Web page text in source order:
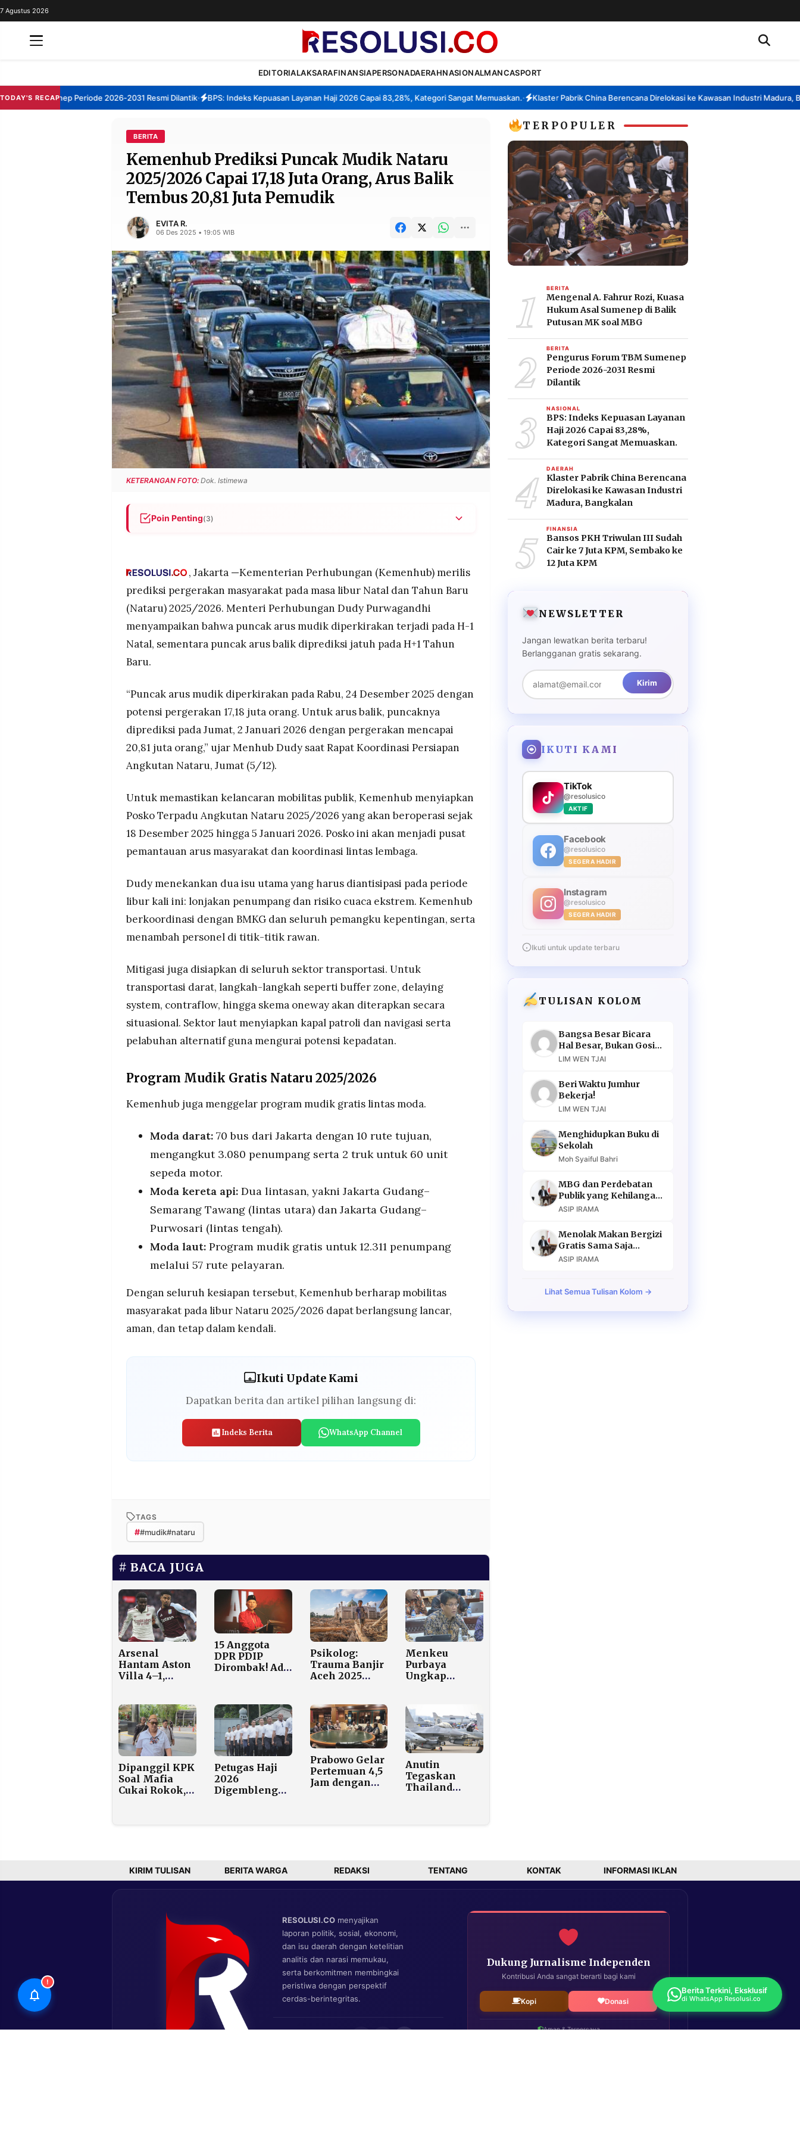
REDAKSI
BERITA
WARGA
TULISAN
SERVICE
7 Agustus 2026
EDITORIALAKSARAFINANSIAPERSONADAERAHNASIONALMANCASPORT
TODAY'S RECAP
Sumenep Periode 2026-2031 Resmi Dilantik• BPS: Indeks Kepuasan Layanan Haji 2026 Capai 83,28%, Kategori Sangat Memuaskan.• Klaster Pabrik China Berencana Direlokasi ke Kawasan Industri Madura,
BERITA
Kemenhub Prediksi Puncak Mudik Nataru
2025/2026 Capai 17,18 Juta Orang, Arus Balik
Tembus 20,81 Juta Pemudik
EVITA R.
06 Des 2025 • 19:05 WIB
KETERANGAN FOTO: Dok. Istimewa
Poin Penting(3)
mengantisipasi lonjakan penumpang dan cuaca ekstrem melalui penguatan
koordinasi serta mitigasi lintas moda transportasi.
Program Mudik Gratis digelar di moda darat, kereta api, dan laut, mencakup 70
bus, dua lintasan KA, serta 57 rute pelayaran yang mengakomodasi lebih dari 15
ribu penumpang.
, Jakarta—Kementerian Perhubungan (Kemenhub) merilis
prediksi pergerakan masyarakat pada masa libur Natal dan Tahun Baru
(Nataru) 2025/2026. Menteri Perhubungan Dudy Purwagandhi
menyampaikan bahwa puncak arus mudik diperkirakan terjadi pada H-1
Natal, sementara puncak arus balik diprediksi jatuh pada H+1 Tahun
Baru.
“Puncak arus mudik diperkirakan pada Rabu, 24 Desember 2025 dengan
potensi pergerakan 17,18 juta orang. Untuk arus balik, puncaknya
diprediksi pada Jumat, 2 Januari 2026 dengan pergerakan mencapai
20,81 juta orang,” ujar Menhub Dudy saat Rapat Koordinasi Persiapan
Angkutan Nataru, Jumat (5/12).
Untuk memastikan kelancaran mobilitas publik, Kemenhub menyiapkan
Posko Terpadu Angkutan Nataru 2025/2026 yang akan beroperasi sejak
18 Desember 2025 hingga 5 Januari 2026. Posko ini akan menjadi pusat
pemantauan arus masyarakat dan koordinasi lintas lembaga.
Dudy menekankan dua isu utama yang harus diantisipasi pada periode
libur kali ini: lonjakan penumpang dan risiko cuaca ekstrem. Kemenhub
berkoordinasi dengan BMKG dan seluruh pemangku kepentingan, serta
menambah personel di titik-titik rawan.
Mitigasi juga disiapkan di seluruh sektor transportasi. Untuk
transportasi darat, langkah-langkah seperti buffer zone, delaying
system, contraflow, hingga skema oneway akan diterapkan secara
situasional. Sektor laut menyiapkan kapal patroli dan navigasi serta
pelabuhan alternatif guna mengurai potensi kepadatan.
Program Mudik Gratis Nataru 2025/2026
Kemenhub juga menggelar program mudik gratis lintas moda.
Moda darat: 70 bus dari Jakarta dengan 10 rute tujuan,
mengangkut 3.080 penumpang serta 2 truk untuk 60 unit
sepeda motor.
Moda kereta api: Dua lintasan, yakni Jakarta Gudang–
Semarang Tawang (lintas utara) dan Jakarta Gudang–
Purwosari (lintas tengah).
Moda laut: Program mudik gratis untuk 12.311 penumpang
melalui 57 rute pelayaran.
Dengan seluruh kesiapan tersebut, Kemenhub berharap mobilitas
masyarakat pada libur Nataru 2025/2026 dapat berlangsung lancar,
aman, dan tetap dalam kendali.
Ikuti Update Kami
Dapatkan berita dan artikel pilihan langsung di:
Indeks Berita WhatsApp Channel
TAGS
##mudik#nataru
BACA JUGA
Arsenal
Hantam Aston
Villa 4–1,
Klasemen
Premier
League
15 Anggota
DPR PDIP
Dirombak! Ada
Napitupulu
Psikolog:
Trauma Banjir
Aceh 2025
2004, Ini
Penyebabnya
Menkeu
Purbaya
Ungkap
Dipanggil KPK
Soal Mafia
Cukai Rokok,
Petugas Haji
2026
Digembleng
Prabowo Gelar
Pertemuan 4,5
Jam dengan
Hambalang
Anutin
Tegaskan
Thailand
TERPOPULER
1 BERITA
Mengenal A. Fahrur Rozi, Kuasa
Hukum Asal Sumenep di Balik
Putusan MK soal MBG
2 BERITA
Pengurus Forum TBM Sumenep
Periode 2026-2031 Resmi
Dilantik
3 NASIONAL
BPS: Indeks Kepuasan Layanan
Haji 2026 Capai 83,28%,
Kategori Sangat Memuaskan.
4 DAERAH
Klaster Pabrik China Berencana
Direlokasi ke Kawasan Industri
Madura, Bangkalan
5 FINANSIA
Bansos PKH Triwulan III Sudah
Cair ke 7 Juta KPM, Sembako ke
12 Juta KPM
NEWSLETTER
Jangan lewatkan berita terbaru!
Berlangganan gratis sekarang.
Kirim
IKUTI KAMI
TikTok
@resolusico
AKTIF
Facebook
@resolusico
SEGERA HADIR
Instagram
@resolusico
SEGERA HADIR
Ikuti untuk update terbaru
TULISAN KOLOM
Bangsa Besar Bicara
Hal Besar, Bukan Gosip
Murahan
LIM WEN TJAI
Beri Waktu Jumhur
Bekerja!
LIM WEN TJAI
Menghidupkan Buku di
Sekolah
Moh Syaiful Bahri
MBG dan Perdebatan
Publik yang Kehilangan
Argumen
ASIP IRAMA
Menolak Makan Bergizi
Gratis Sama Saja
Menolak Masa Depan
ASIP IRAMA
Lihat Semua Tulisan Kolom →
KIRIM TULISAN BERITA WARGA REDAKSI TENTANG KONTAK INFORMASI IKLAN
RESOLUSI.CO menyajikan
laporan politik, sosial, ekonomi,
dan isu daerah dengan ketelitian
analitis dan narasi memukau,
serta berkomitmen membingkai
peristiwa dengan perspektif
cerdas-berintegritas.
Dukung Jurnalisme Independen
Kontribusi Anda sangat berarti bagi kami
Kopi Donasi
Aman & Terpercaya
!
Berita Terkini, Eksklusif
di WhatsApp Resolusi.co